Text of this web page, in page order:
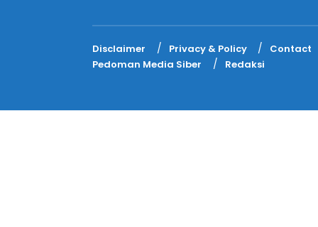
Disclaimer Privacy & Policy
Contact
Pedoman Media Siber
Redaksi